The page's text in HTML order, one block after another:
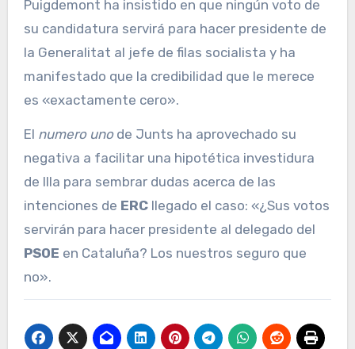
Puigdemont ha insistido en que ningún voto de
su candidatura servirá para hacer presidente de
la Generalitat al jefe de filas socialista y ha
manifestado que la credibilidad que le merece
es «exactamente cero».
El numero unode Junts ha aprovechado su
negativa a facilitar una hipotética investidura
de Illa para sembrar dudas acerca de las
intenciones de ERCllegado el caso: «¿Sus votos
servirán para hacer presidente al delegado del
PSOE en Cataluña? Los nuestros seguro que
no».